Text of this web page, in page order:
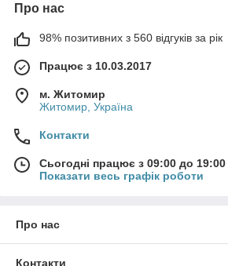
Про нас
98% позитивних з 560 відгуків за рік
Працює з 10.03.2017
м. Житомир
Житомир, Україна
Контакти
Сьогодні працює з 09:00 до 19:00
Показати весь графік роботи
Про нас
Контакти